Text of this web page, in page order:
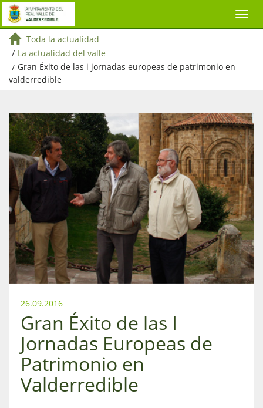
Toda la actualidad
/ La actualidad del valle
/ Gran Éxito de las i jornadas europeas de patrimonio en
valderredible
26.09.2016
Gran Éxito de las I
Jornadas Europeas de
Patrimonio en
Valderredible